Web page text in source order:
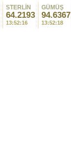
STERLİN
64.2193
13:52:16
GÜMÜŞ
94.6367
13:52:18